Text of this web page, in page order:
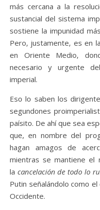
más cercana a la
sustancial del sistema
sostiene la impunidad
Pero, justamente, es en
en Oriente Medio,
necesario y urgente
imperial.
Eso lo saben los
segundones
paísito. De ahí que sea
que, en nombre del
hagan amagos de
mientras se mantiene el
la cancelación de todo lo
Putin señalándolo como
Occidente.